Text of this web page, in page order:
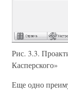
Рис. 3.3.
Касперского»
Еще одно